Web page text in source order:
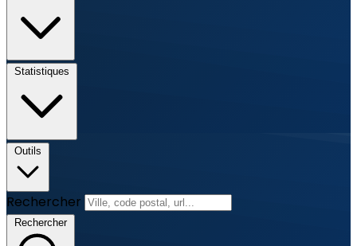
Statistiques
Outils
Rechercher
Rechercher